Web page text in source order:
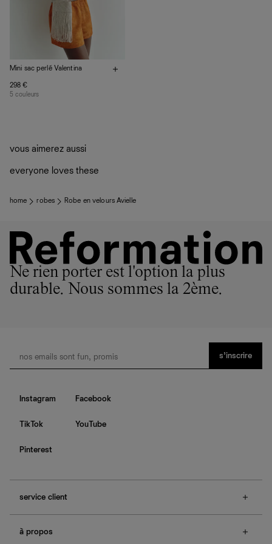
nous privilégions le bien-être des équipes et la réduction
de notre empreinte environnementale.
Mini sac perlé Valentina
298 €
5 couleurs
vous aimerez aussi
everyone loves these
home robes Robe en velours Avielle
Ne rien porter est l'option la plus
durable. Nous sommes la 2ème.
s’inscrire
Instagram Facebook
TikTok YouTube
Pinterest
service client
contactez-nous
à propos